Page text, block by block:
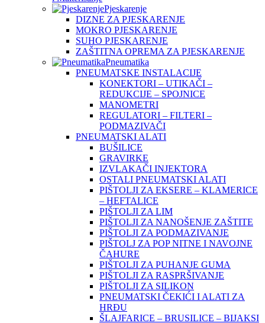
Pjeskarenje
DIZNE ZA PJESKARENJE
MOKRO PJESKARENJE
SUHO PJESKARENJE
ZAŠTITNA OPREMA ZA PJESKARENJE
Pneumatika
PNEUMATSKE INSTALACIJE
KONEKTORI – UTIKAČI –
REDUKCIJE – SPOJNICE
MANOMETRI
REGULATORI – FILTERI –
PODMAZIVAČI
PNEUMATSKI ALATI
BUŠILICE
GRAVIRKE
IZVLAKAČI INJEKTORA
OSTALI PNEUMATSKI ALATI
PIŠTOLJI ZA EKSERE – KLAMERICE
– HEFTALICE
PIŠTOLJI ZA LIM
PIŠTOLJI ZA NANOŠENJE ZAŠTITE
PIŠTOLJI ZA PODMAZIVANJE
PIŠTOLJ ZA POP NITNE I NAVOJNE
ČAHURE
PIŠTOLJI ZA PUHANJE GUMA
PIŠTOLJI ZA RASPRŠIVANJE
PIŠTOLJI ZA SILIKON
PNEUMATSKI ČEKIĆI I ALATI ZA
HRĐU
ŠLAJFARICE – BRUSILICE – BIJAKSI